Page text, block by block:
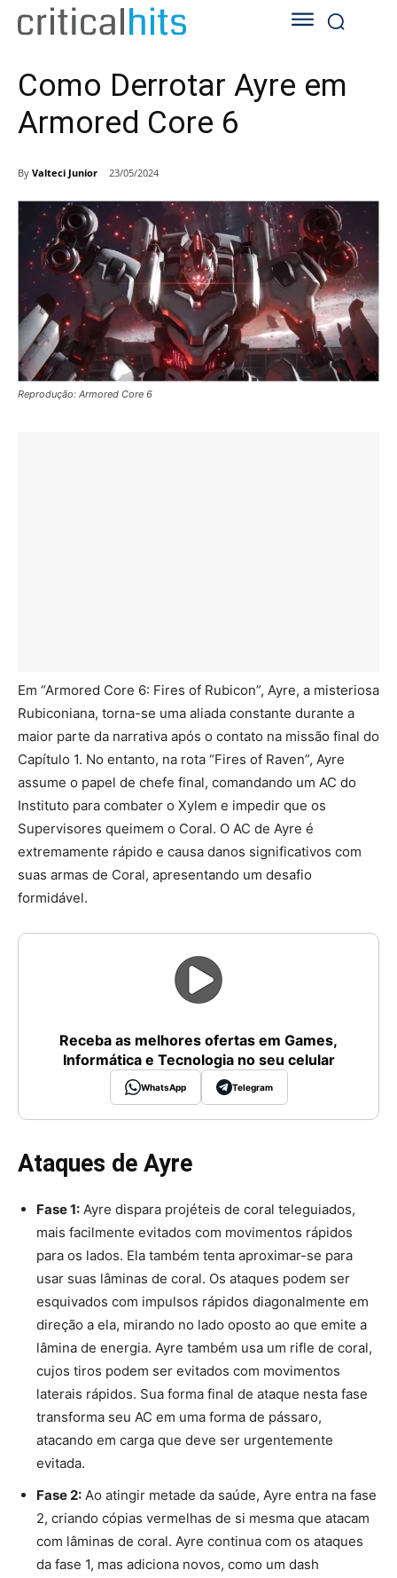
Como Derrotar Ayre em
Armored Core 6
By Valteci Junior 23/05/2024
Reprodução: Armored Core 6
Em “Armored Core 6: Fires of Rubicon”, Ayre, a misteriosa
Rubiconiana, torna-se uma aliada constante durante a
maior parte da narrativa após o contato na missão final do
Capítulo 1. No entanto, na rota “Fires of Raven”, Ayre
assume o papel de chefe final, comandando um AC do
Instituto para combater o Xylem e impedir que os
Supervisores queimem o Coral. O AC de Ayre é
extremamente rápido e causa danos significativos com
suas armas de Coral, apresentando um desafio
formidável.
Receba as melhores ofertas em Games,
Informática e Tecnologia no seu celular
WhatsApp Telegram
Ataques de Ayre
Fase 1: Ayre dispara projéteis de coral teleguiados,
mais facilmente evitados com movimentos rápidos
para os lados. Ela também tenta aproximar-se para
usar suas lâminas de coral. Os ataques podem ser
esquivados com impulsos rápidos diagonalmente em
direção a ela, mirando no lado oposto ao que emite a
lâmina de energia. Ayre também usa um rifle de coral,
cujos tiros podem ser evitados com movimentos
laterais rápidos. Sua forma final de ataque nesta fase
transforma seu AC em uma forma de pássaro,
atacando em carga que deve ser urgentemente
evitada.
Fase 2: Ao atingir metade da saúde, Ayre entra na fase
2, criando cópias vermelhas de si mesma que atacam
com lâminas de coral. Ayre continua com os ataques
da fase 1, mas adiciona novos, como um dash